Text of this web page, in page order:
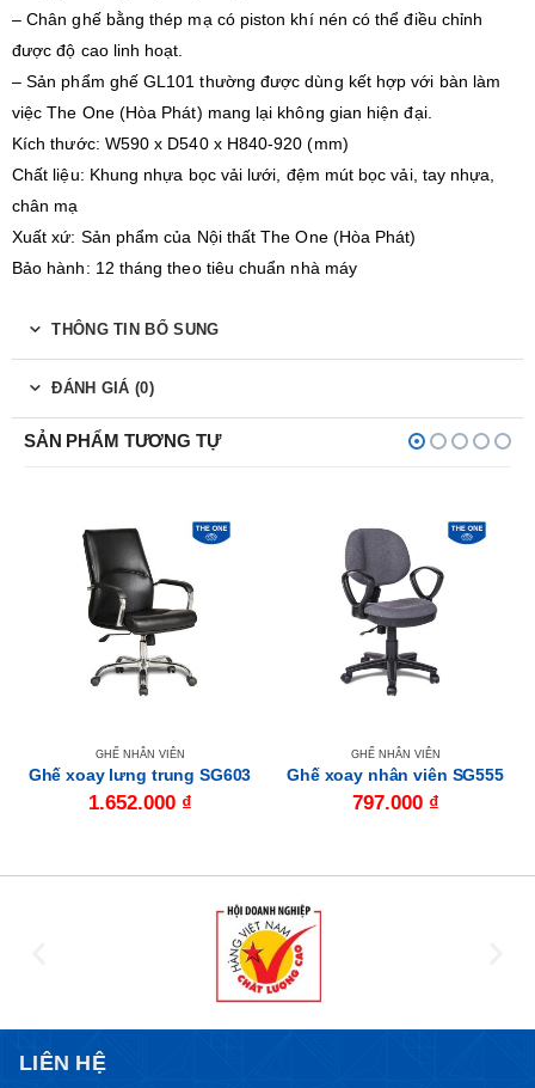
– Chân ghế bằng thép mạ có piston khí nén có thể điều chỉnh
được độ cao linh hoạt.
– Sản phẩm ghế GL101 thường được dùng kết hợp với bàn làm
việc The One (Hòa Phát) mang lại không gian hiện đại.
Kích thước: W590 x D540 x H840-920 (mm)
Chất liệu: Khung nhựa bọc vải lưới, đệm mút bọc vải, tay nhựa,
chân mạ
Xuất xứ: Sản phẩm của Nội thất The One (Hòa Phát)
Bảo hành: 12 tháng theo tiêu chuẩn nhà máy
THÔNG TIN BỔ SUNG
ĐÁNH GIÁ (0)
SẢN PHẨM TƯƠNG TỰ
GHẾ NHÂN VIÊN
Ghế xoay lưng trung SG603
1.652.000 ₫
GHẾ NHÂN VIÊN
Ghế xoay nhân viên SG555
797.000 ₫
LIÊN HỆ